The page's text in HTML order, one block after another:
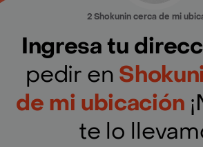
2 Shokunin cerca de mi
Ingresa tu
pedir en
de mi ubicación
te lo